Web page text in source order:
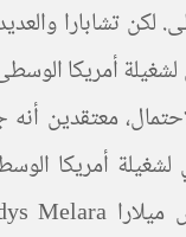
لكن تشابارا
أمريكا
معتقدين
لشغيلة أمريكا